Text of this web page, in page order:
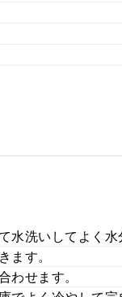
洗いしてよく水
ます。
わせます。